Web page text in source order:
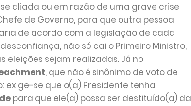
aliada ou em razão de uma grave crise
de Governo, para que outra pessoa
de acordo com a legislação de cada
não só cai o Primeiro Ministro,
eleições sejam realizadas. Já no
, que não é sinônimo de voto de
exige-se que o(a) Presidente tenha
para que ele(a) possa ser destituído(a) da